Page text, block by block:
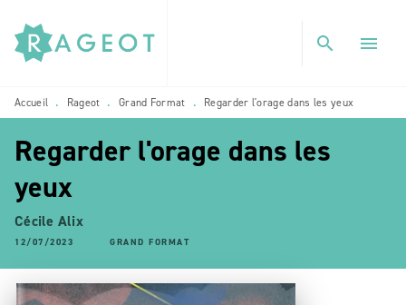
MENU RECHERCHE
PIED DE PAGE
search menu
Accueil • Rageot • Grand Format • Regarder l'orage dans les yeux
Regarder l'orage dans les
yeux
Cécile Alix
12/07/2023 GRAND FORMAT